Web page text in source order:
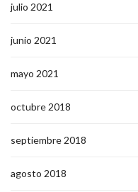
julio 2021
junio 2021
mayo 2021
octubre 2018
septiembre 2018
agosto 2018